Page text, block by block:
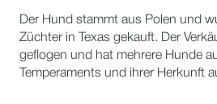
Der Hund stammt aus Polen und
Züchter in Texas gekauft. Der
geflogen und hat mehrere Hunde
Temperaments und ihrer Herkunft